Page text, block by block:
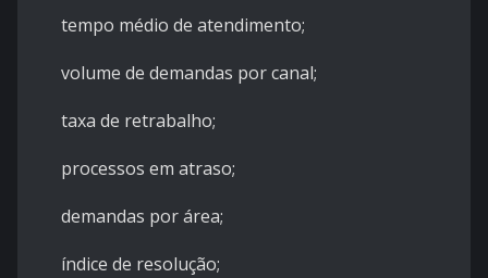
tempo médio de atendimento;
volume de demandas por canal;
taxa de retrabalho;
processos em atraso;
demandas por área;
índice de resolução;